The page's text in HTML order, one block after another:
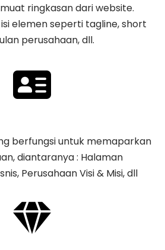
ringkasan dari website.
elemen seperti tagline, ​short
perusahaan, dll.
berfungsi untuk memaparkan
diantaranya : Halaman
Perusahaan Visi & Misi, dll